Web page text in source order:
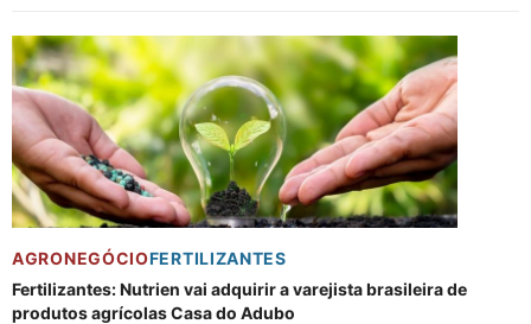
AGRONEGÓCIOFERTILIZANTES
Fertilizantes: Nutrien vai adquirir a varejista brasileira de
produtos agrícolas Casa do Adubo